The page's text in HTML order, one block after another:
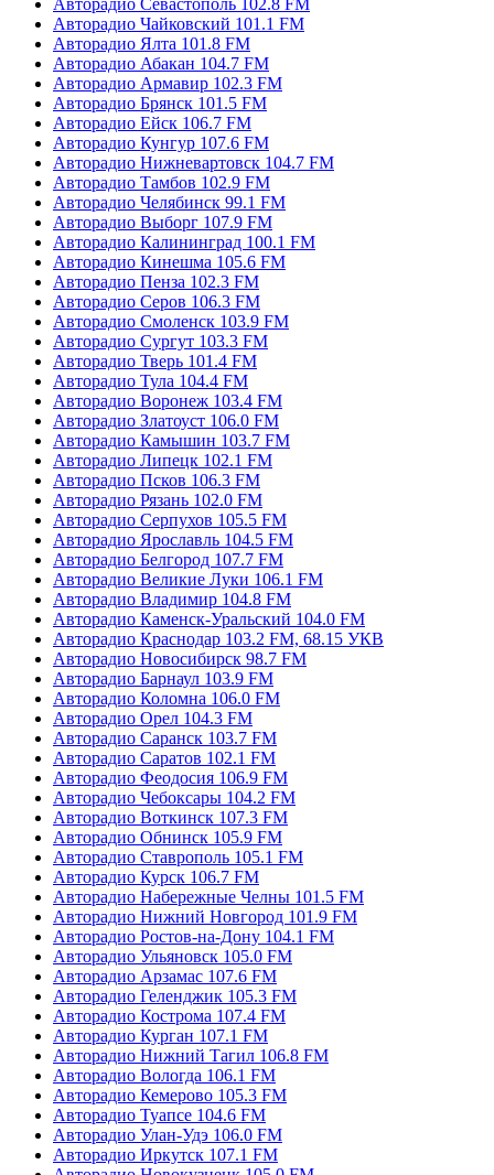
Авторадио Севастополь 102.8 FM
Авторадио Чайковский 101.1 FM
Авторадио Ялта 101.8 FM
Авторадио Абакан 104.7 FM
Авторадио Армавир 102.3 FM
Авторадио Брянск 101.5 FM
Авторадио Ейск 106.7 FM
Авторадио Кунгур 107.6 FM
Авторадио Нижневартовск 104.7 FM
Авторадио Тамбов 102.9 FM
Авторадио Челябинск 99.1 FM
Авторадио Выборг 107.9 FM
Авторадио Калининград 100.1 FM
Авторадио Кинешма 105.6 FM
Авторадио Пенза 102.3 FM
Авторадио Серов 106.3 FM
Авторадио Смоленск 103.9 FM
Авторадио Сургут 103.3 FM
Авторадио Тверь 101.4 FM
Авторадио Тула 104.4 FM
Авторадио Воронеж 103.4 FM
Авторадио Златоуст 106.0 FM
Авторадио Камышин 103.7 FM
Авторадио Липецк 102.1 FM
Авторадио Псков 106.3 FM
Авторадио Рязань 102.0 FM
Авторадио Серпухов 105.5 FM
Авторадио Ярославль 104.5 FM
Авторадио Белгород 107.7 FM
Авторадио Великие Луки 106.1 FM
Авторадио Владимир 104.8 FM
Авторадио Каменск-Уральский 104.0 FM
Авторадио Краснодар 103.2 FM, 68.15 УКВ
Авторадио Новосибирск 98.7 FM
Авторадио Барнаул 103.9 FM
Авторадио Коломна 106.0 FM
Авторадио Орел 104.3 FM
Авторадио Саранск 103.7 FM
Авторадио Саратов 102.1 FM
Авторадио Феодосия 106.9 FM
Авторадио Чебоксары 104.2 FM
Авторадио Воткинск 107.3 FM
Авторадио Обнинск 105.9 FM
Авторадио Ставрополь 105.1 FM
Авторадио Курск 106.7 FM
Авторадио Набережные Челны 101.5 FM
Авторадио Нижний Новгород 101.9 FM
Авторадио Ростов-на-Дону 104.1 FM
Авторадио Ульяновск 105.0 FM
Авторадио Арзамас 107.6 FM
Авторадио Геленджик 105.3 FM
Авторадио Кострома 107.4 FM
Авторадио Курган 107.1 FM
Авторадио Нижний Тагил 106.8 FM
Авторадио Вологда 106.1 FM
Авторадио Кемерово 105.3 FM
Авторадио Туапсе 104.6 FM
Авторадио Улан-Удэ 106.0 FM
Авторадио Иркутск 107.1 FM